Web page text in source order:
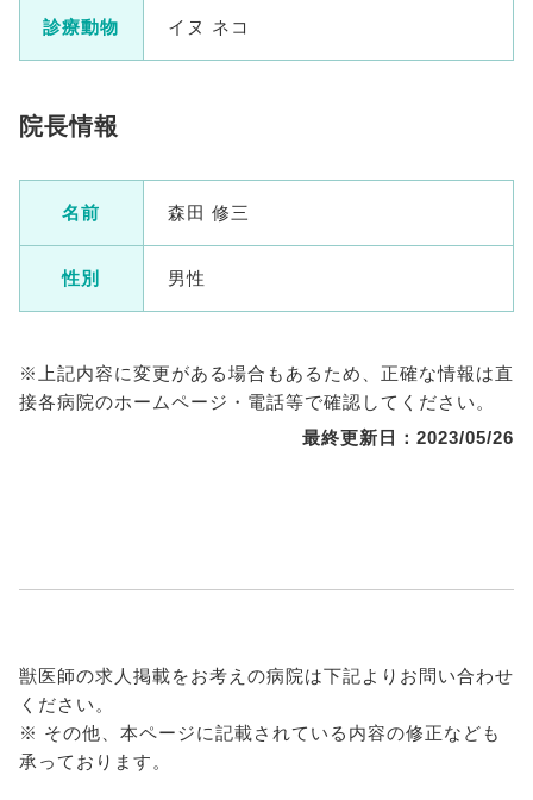
診療動物 イヌ ネコ
院長情報
名前 森田 修三
性別 男性
※上記内容に変更がある場合もあるため、正確な情報は直
接各病院のホームページ・電話等で確認してください。
最終更新日：2023/05/26
獣医師の求人掲載をお考えの病院は下記よりお問い合わせ
ください。
※ その他、本ページに記載されている内容の修正なども
承っております。